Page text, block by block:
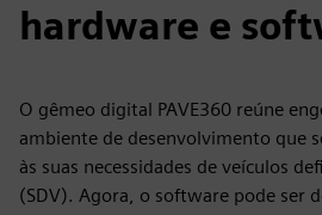
hardware e
O gêmeo digital PAVE360 reúne
ambiente de desenvolvimento que
às suas necessidades de veículos
(SDV). Agora, o software pode ser